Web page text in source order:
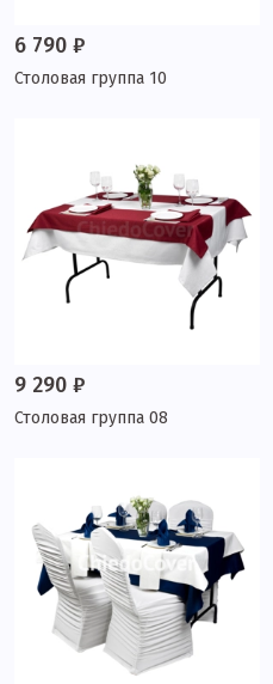
6 790 ₽
Столовая группа 10
9 290 ₽
Столовая группа 08